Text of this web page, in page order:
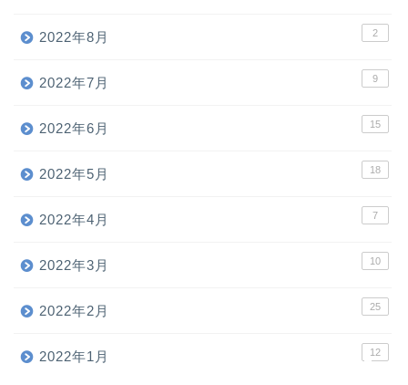
2022年8月 2
2022年7月 9
2022年6月 15
2022年5月 18
2022年4月 7
2022年3月 10
2022年2月 25
2022年1月 12